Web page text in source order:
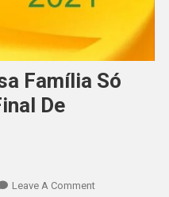
Família Só
De
Leave A CommentOn